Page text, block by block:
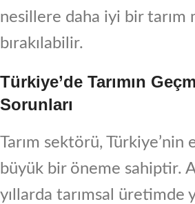
nesillere daha iyi bir tarım
bırakılabilir.
Türkiye’de Tarımın
Sorunları
Tarım sektörü, Türkiye’nin
büyük bir öneme sahiptir.
yıllarda tarımsal üretimde